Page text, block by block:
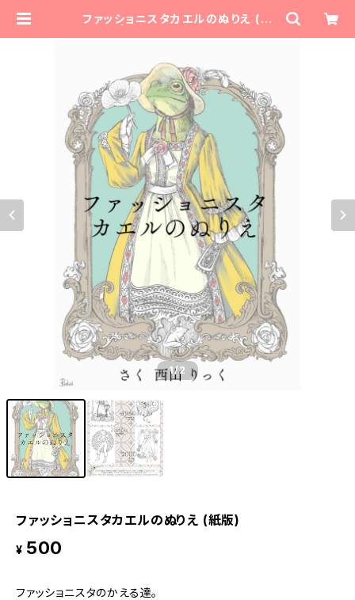
ファッショニスタカエルのぬりえ (紙
1/2
ファッショニスタカエルのぬりえ (紙版)
¥ 500
ファッショニスタのかえる達。